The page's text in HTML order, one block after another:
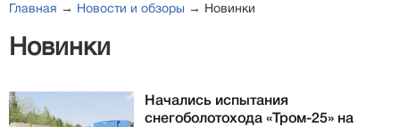
Главная → Новости и обзоры → Новинки
Новинки
Начались испытания
снегоболотохода «Тром-25» на